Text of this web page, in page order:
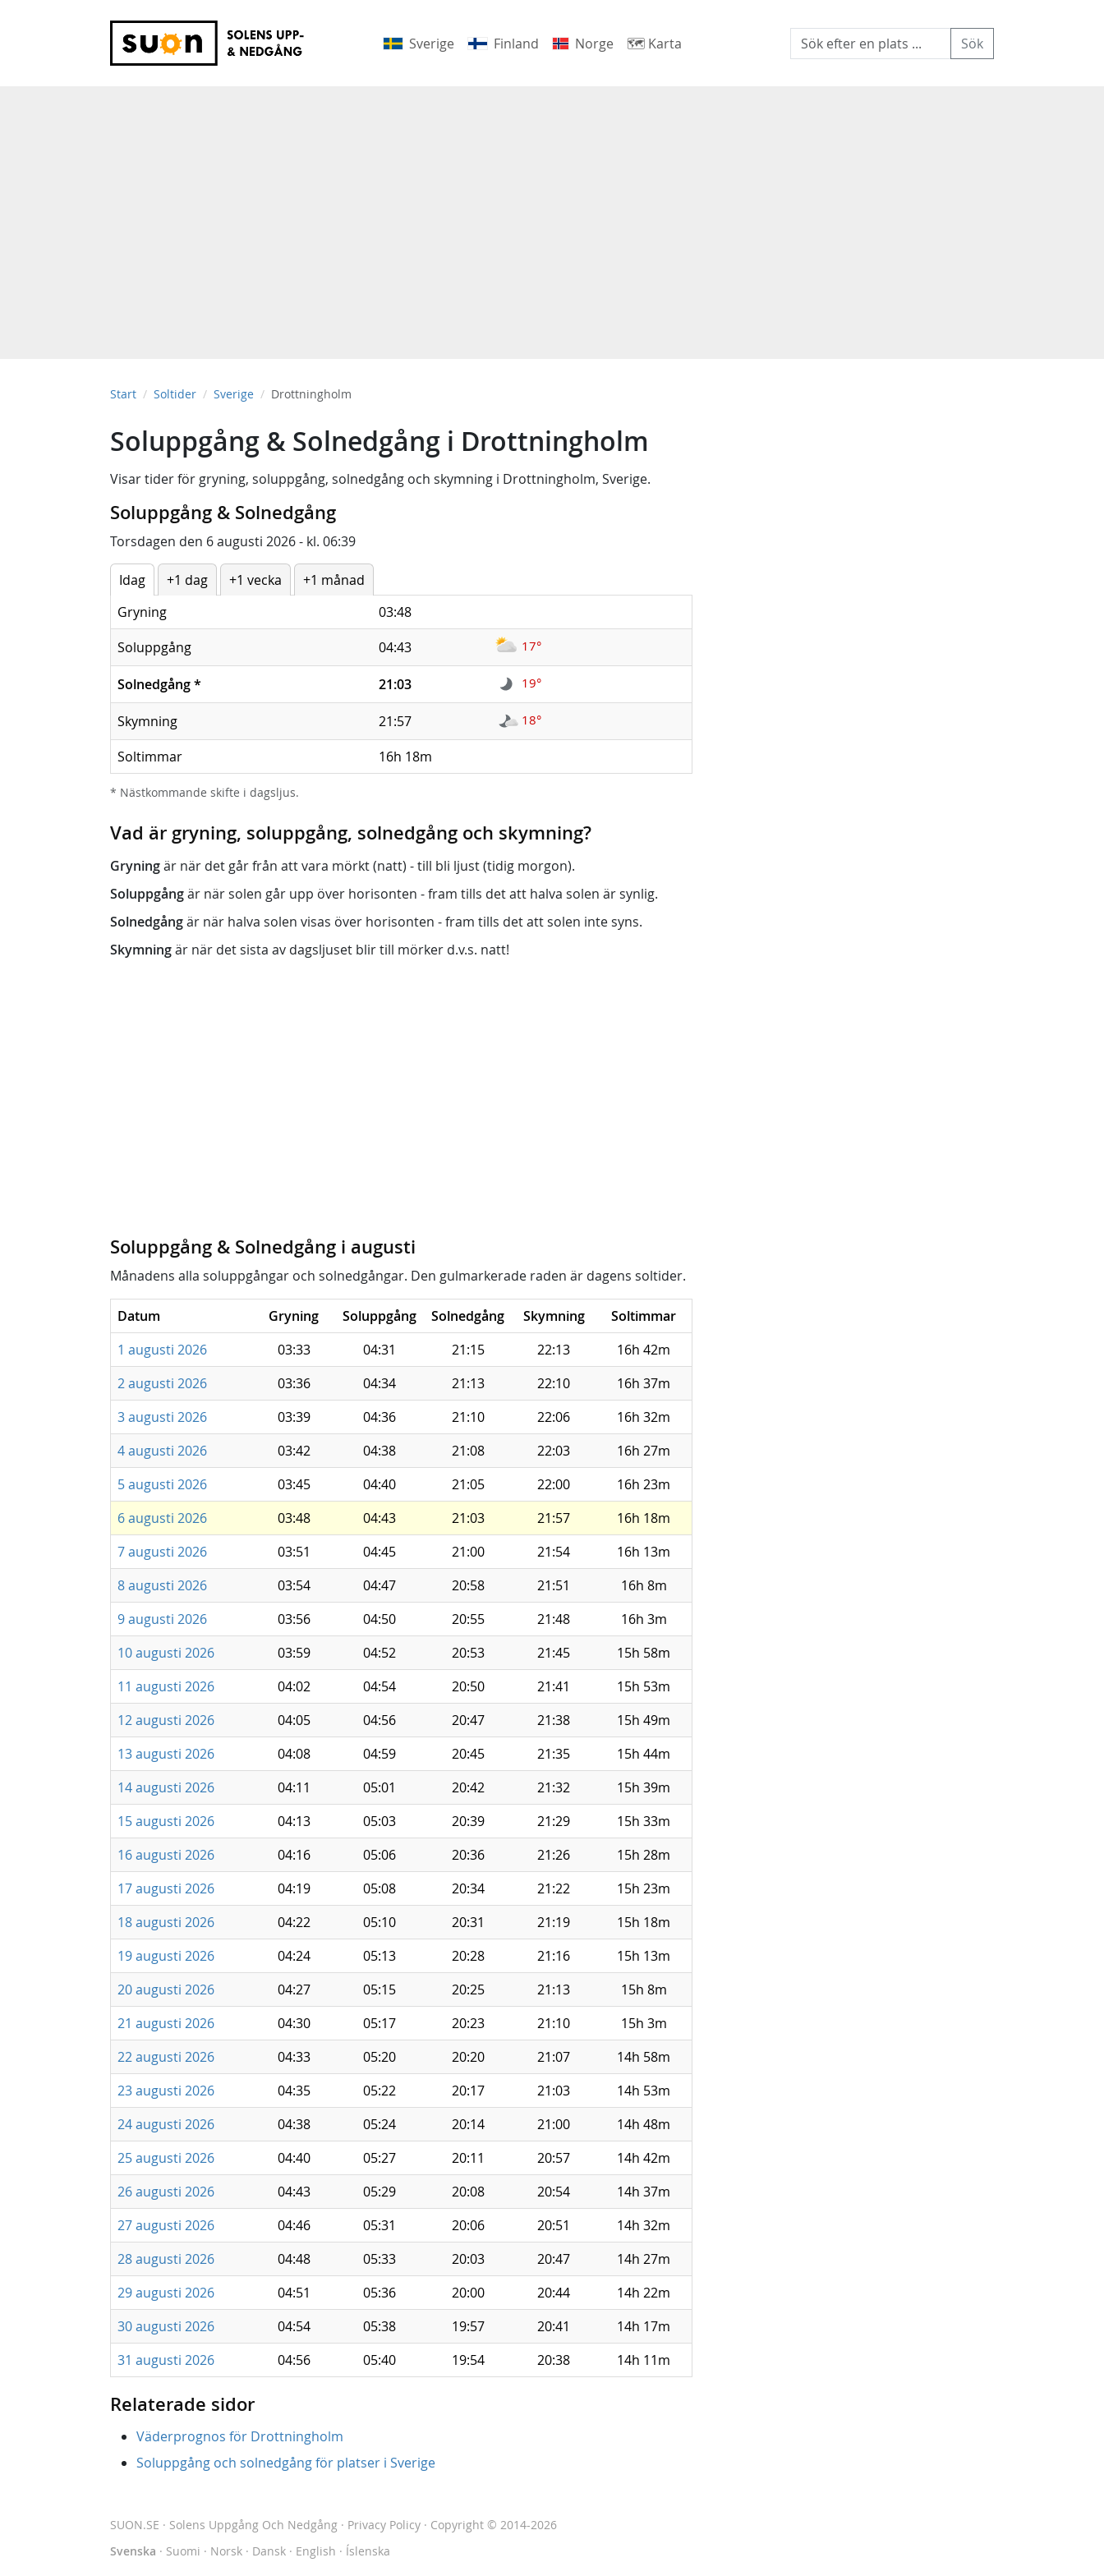
Sverige Finland Norge 🗺 Karta
Start Soltider Sverige Drottningholm
Soluppgång & Solnedgång i Drottningholm
Visar tider för gryning, soluppgång, solnedgång och skymning i Drottningholm, Sverige.
Soluppgång & Solnedgång
Torsdagen den 6 augusti 2026 - kl. 06:39
Idag +1 dag +1 vecka
+1 månad
Gryning
03:48
Soluppgång
04:43 17°
Solnedgång* 21:03 19°
Skymning 21:57 18°
Soltimmar 16h 18m
* Nästkommande skifte i dagsljus.
Vad är gryning, soluppgång, solnedgång och skymning?
Gryningär när det går från att vara mörkt (natt) - till bli ljust (tidig morgon).
Soluppgångär när solen går upp över horisonten - fram tills det att halva solen är synlig.
Solnedgångär när halva solen visas över horisonten - fram tills det att solen inte syns.
Skymningär när det sista av dagsljuset blir till mörker d.v.s. natt!
Soluppgång & Solnedgång i augusti
Månadens alla soluppgångar och solnedgångar. Den gulmarkerade raden är dagens soltider.
Datum Gryning Soluppgång Solnedgång Skymning
Soltimmar
1 augusti 2026
03:33 04:31 21:15 22:13
16h 42m
2 augusti 2026
03:36 04:34 21:13 22:10
16h 37m
3 augusti 2026
03:39 04:36 21:10 22:06
16h 32m
4 augusti 2026
03:42 04:38 21:08 22:03
16h 27m
5 augusti 2026
03:45 04:40 21:05 22:00
16h 23m
6 augusti 2026
03:48 04:43 21:03 21:57
16h 18m
7 augusti 2026
03:51 04:45 21:00 21:54
16h 13m
8 augusti 2026
03:54 04:47 20:58 21:51
16h 8m
9 augusti 2026
03:56 04:50 20:55 21:48
16h 3m
10 augusti 2026
03:59 04:52 20:53 21:45
15h 58m
11 augusti 2026
04:02 04:54 20:50 21:41
15h 53m
12 augusti 2026
04:05 04:56 20:47 21:38
15h 49m
13 augusti 2026
04:08 04:59 20:45 21:35
15h 44m
14 augusti 2026
04:11 05:01 20:42 21:32
15h 39m
15 augusti 2026
04:13 05:03 20:39 21:29
15h 33m
16 augusti 2026
04:16 05:06 20:36 21:26
15h 28m
17 augusti 2026
04:19 05:08 20:34 21:22
15h 23m
18 augusti 2026
04:22 05:10 20:31 21:19
15h 18m
19 augusti 2026
04:24 05:13 20:28 21:16
15h 13m
20 augusti 2026
04:27 05:15 20:25 21:13
15h 8m
21 augusti 2026
04:30 05:17 20:23 21:10
15h 3m
22 augusti 2026
04:33 05:20 20:20 21:07
14h 58m
23 augusti 2026
04:35 05:22 20:17 21:03
14h 53m
24 augusti 2026
04:38 05:24 20:14 21:00
14h 48m
25 augusti 2026
04:40 05:27 20:11 20:57
14h 42m
26 augusti 2026
04:43 05:29 20:08 20:54
14h 37m
27 augusti 2026
04:46 05:31 20:06 20:51
14h 32m
28 augusti 2026
04:48 05:33 20:03 20:47
14h 27m
29 augusti 2026
04:51 05:36 20:00 20:44
14h 22m
30 augusti 2026
04:54 05:38 19:57 20:41
14h 17m
31 augusti 2026
04:56 05:40 19:54 20:38 14h 11m
Relaterade sidor
Väderprognos för Drottningholm
Soluppgång och solnedgång för platser i Sverige
SUON.SE · Solens Uppgång Och Nedgång · Privacy Policy · Copyright © 2014-2026
Svenska · Suomi · Norsk · Dansk · English · Íslenska